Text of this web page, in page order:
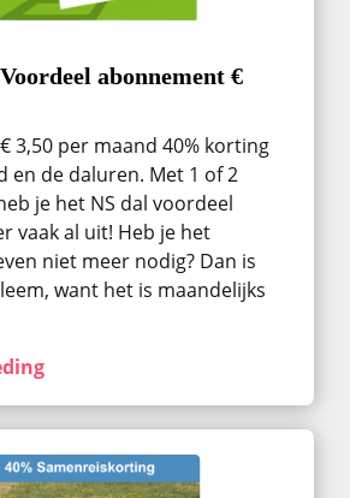
abonnement €
3,50 per maand 40% korting
en de daluren. Met 1 of 2
je het NS dal voordeel
vaak al uit! Heb je het
niet meer nodig? Dan is
want het is maandelijks